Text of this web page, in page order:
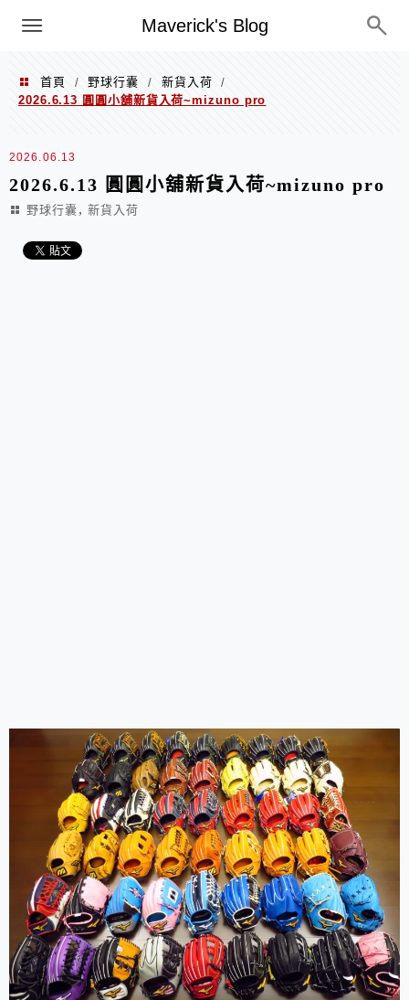
Maverick's Blog
Menu
首頁 / 野球行囊 / 新貨入荷
/
2026.6.13 圓圓小舖新貨入荷~mizuno pro
2026.06.13
2026.6.13 圓圓小舖新貨入荷~mizuno pro
野球行囊 , 新貨入荷